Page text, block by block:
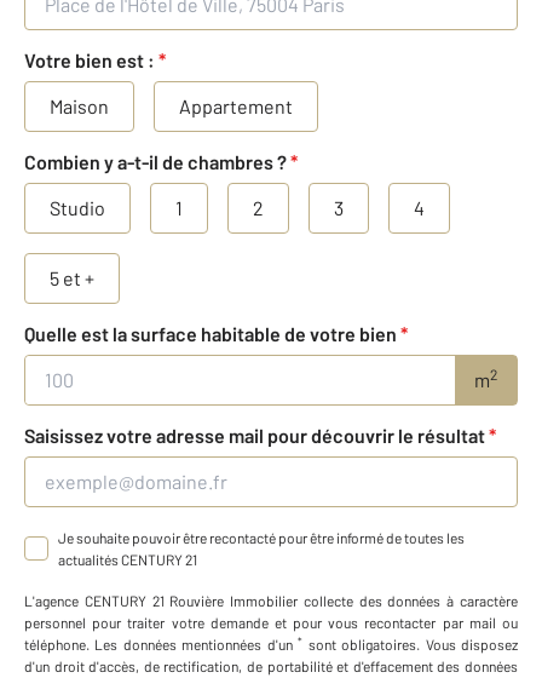
Votre bien est : *
Maison
Appartement
Combien y a-t-il de chambres ?*
Studio
1 2 3 4
5 et +
Quelle est la surface habitable de votre bien *
m2
Saisissez votre adresse mail pour découvrir le résultat*
Je souhaite pouvoir être recontacté pour être informé de toutes les
actualités CENTURY 21
L'agence CENTURY 21 Rouvière Immobilier collecte des données à caractère
personnel pour traiter votre demande et pour vous recontacter par mail ou
téléphone. Les données mentionnées d'un * sont obligatoires. Vous disposez
d'un droit d'accès, de rectification, de portabilité et d'effacement des données